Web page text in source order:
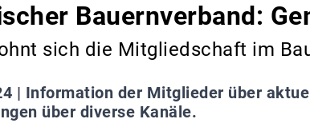
Bauernverband:
sich die Mitgliedschaft im
| Information der Mitglieder über
über diverse Kanäle.